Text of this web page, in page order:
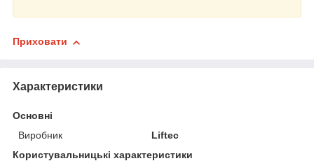
Приховати
Характеристики
Основні
Виробник
Liftec
Користувальницькі характеристики